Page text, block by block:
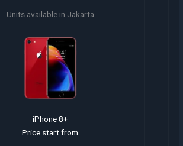
Units available in Jakarta
iPhone 8+
Price start from